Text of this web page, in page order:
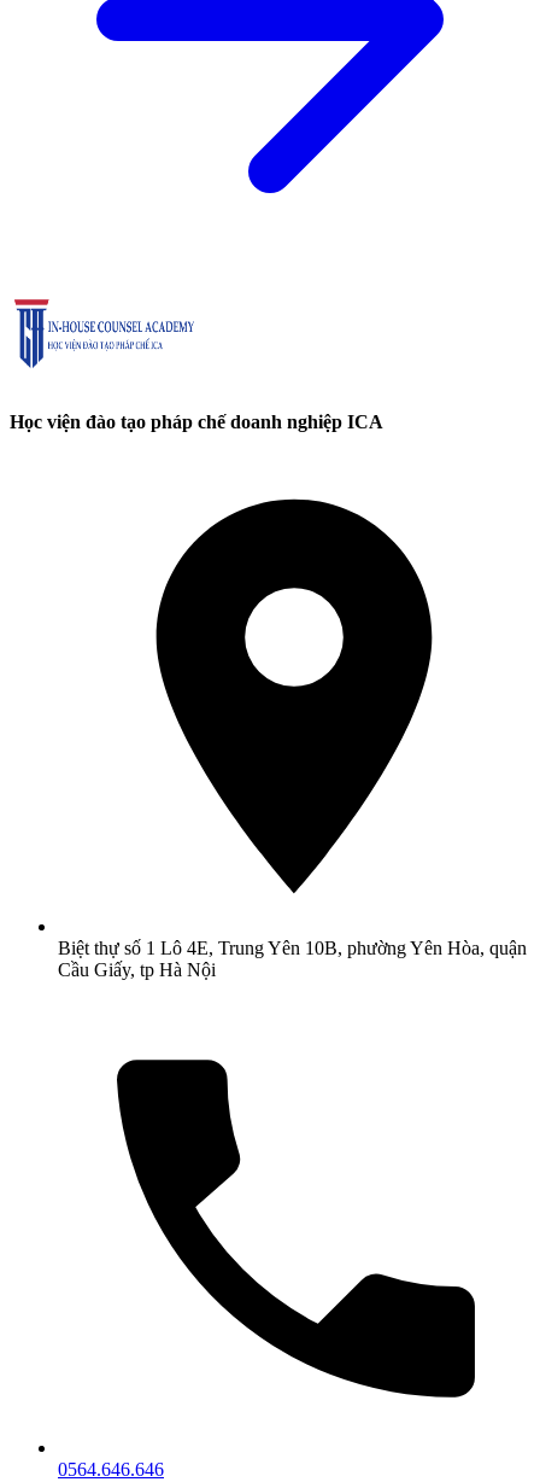
Học viện đào tạo pháp chế doanh nghiệp ICA
Biệt thự số 1 Lô 4E, Trung Yên 10B, phường Yên Hòa, quận
Cầu Giấy, tp Hà Nội
0564.646.646